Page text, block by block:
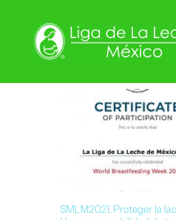
SMLM2021. Proteger la